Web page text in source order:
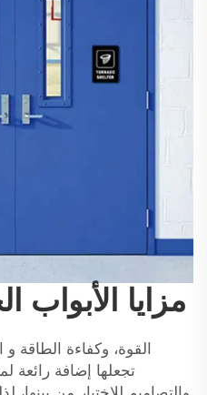
مزايا الأبواب
القوة، وكفاءة الطاقة و
تجعلها إضافة رائعة